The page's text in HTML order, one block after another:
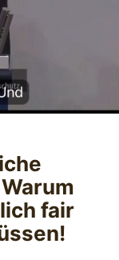
fair